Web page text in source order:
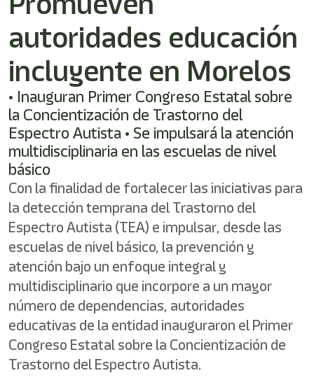
Este
directo
lector
de
pantalla
para
ayudarle
navegar
interactuar
con
contenido.
autoridades educación
incluyente en Morelos
• Inauguran Primer Congreso Estatal sobre
la Concientización de Trastorno del
Espectro Autista • Se impulsará la atención
multidisciplinaria en las escuelas de nivel
básico
Con la finalidad de fortalecer las iniciativas para
la detección temprana del Trastorno del
Espectro Autista (TEA) e impulsar, desde las
escuelas de nivel básico, la prevención y
atención bajo un enfoque integral y
multidisciplinario que incorpore a un mayor
número de dependencias, autoridades
educativas de la entidad inauguraron el Primer
Congreso Estatal sobre la Concientización de
Trastorno del Espectro Autista.